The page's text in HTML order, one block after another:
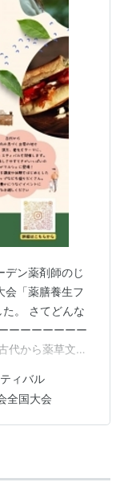
ン薬剤師のじ
会「薬膳養生フ
。 さてどんな
ーーーーーーー
代から薬草文化
をテーマに、
会場には美味し
登場！学びに
クショップなど
生によるご講
…
ィバル
全国大会